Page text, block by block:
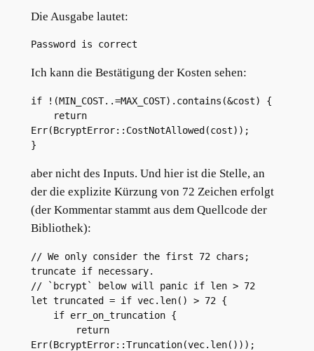
Die Ausgabe lautet:
Password is correct
Ich kann die Bestätigung der Kosten sehen:
if !(MIN_COST..=MAX_COST).contains(&cost) {
Err(BcryptError::CostNotAllowed(cost));
}
aber nicht des Inputs. Und hier ist die Stelle, an
der die explizite Kürzung von 72 Zeichen erfolgt
(der Kommentar stammt aus dem Quellcode der
Bibliothek):
// We only consider the first 72 chars;
truncate if necessary.
// `bcrypt` below will panic if len > 72
let truncated = if vec.len() > 72 {
    if err_on_truncation {
Err(BcryptError::Truncation(vec.len()));